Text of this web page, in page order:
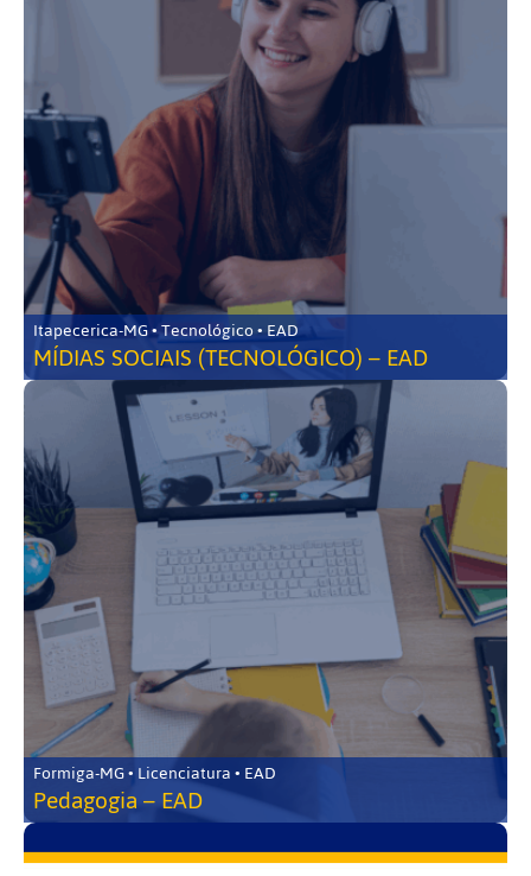
Itapecerica-MG • Tecnológico • EAD
MÍDIAS SOCIAIS (TECNOLÓGICO) – EAD
Formiga-MG • Licenciatura • EAD
Pedagogia – EAD